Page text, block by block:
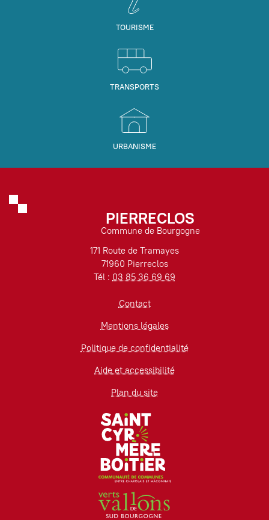
TOURISME
TRANSPORTS
URBANISME
PIERRECLOS
Commune de Bourgogne
171 Route de Tramayes
71960 Pierreclos
Tél : 03 85 36 69 69
Contact
Mentions légales
Politique de confidentialité
Aide et accessibilité
Plan du site